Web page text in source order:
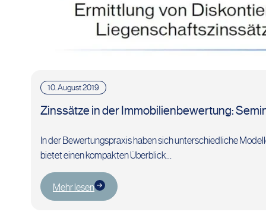
10. August 2019
Zinssätze in der Immobilienbewertung:
In der Bewertungspraxis haben sich unterschiedliche
bietet einen kompakten Überblick…
Mehr lesen